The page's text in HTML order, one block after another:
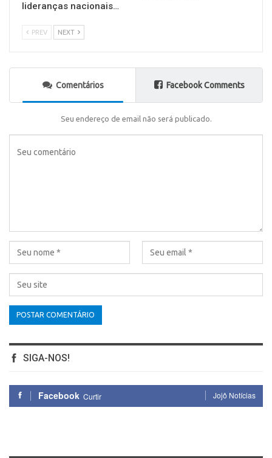
lideranças nacionais…
PREV NEXT
Comentários Facebook Comments
Seu endereço de email não será publicado.
SIGA-NOS!
Facebook Curtir Jojô Notícias